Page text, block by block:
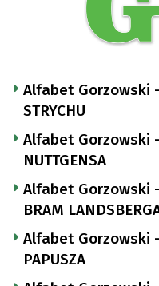
Alfabet Gorzowski
STRYCHU
Alfabet Gorzowski –
NUTTGENSA
Alfabet Gorzowski –
BRAM
Alfabet Gorzowski
PAPUSZA